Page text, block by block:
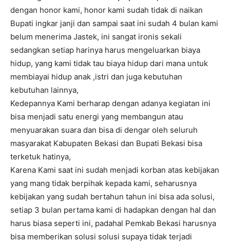
dengan honor kami, honor kami sudah tidak di naikan
Bupati ingkar janji dan sampai saat ini sudah 4 bulan kami
belum menerima Jastek, ini sangat ironis sekali
sedangkan setiap harinya harus mengeluarkan biaya
hidup, yang kami tidak tau biaya hidup dari mana untuk
membiayai hidup anak ,istri dan juga kebutuhan
kebutuhan lainnya,
Kedepannya Kami berharap dengan adanya kegiatan ini
bisa menjadi satu energi yang membangun atau
menyuarakan suara dan bisa di dengar oleh seluruh
masyarakat Kabupaten Bekasi dan Bupati Bekasi bisa
terketuk hatinya,
Karena Kami saat ini sudah menjadi korban atas kebijakan
yang mang tidak berpihak kepada kami, seharusnya
kebijakan yang sudah bertahun tahun ini bisa ada solusi,
setiap 3 bulan pertama kami di hadapkan dengan hal dan
harus biasa seperti ini, padahal Pemkab Bekasi harusnya
bisa memberikan solusi solusi supaya tidak terjadi